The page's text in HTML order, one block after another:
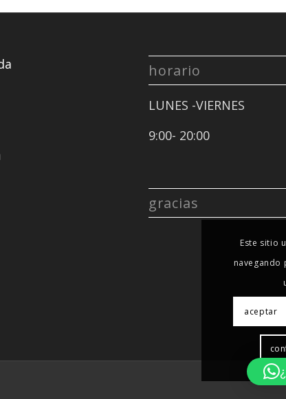
horario
LUNES -VIERNES
9:00- 20:00
gracias
Este sitio
navegando
aceptar